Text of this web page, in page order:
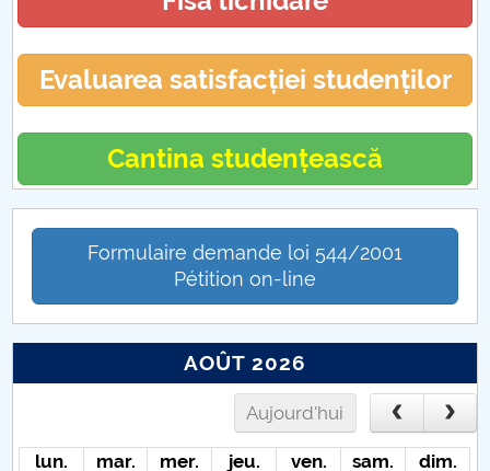
Evaluarea satisfacției studenților
Cantina studențească
Formulaire demande loi 544/2001
Pétition on-line
AOÛT 2026
Aujourd'hui
lun. mar. mer. jeu. ven. sam.
dim.